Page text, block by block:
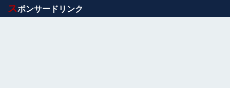
Powered by livedoor 相互RSS
スポンサードリンク